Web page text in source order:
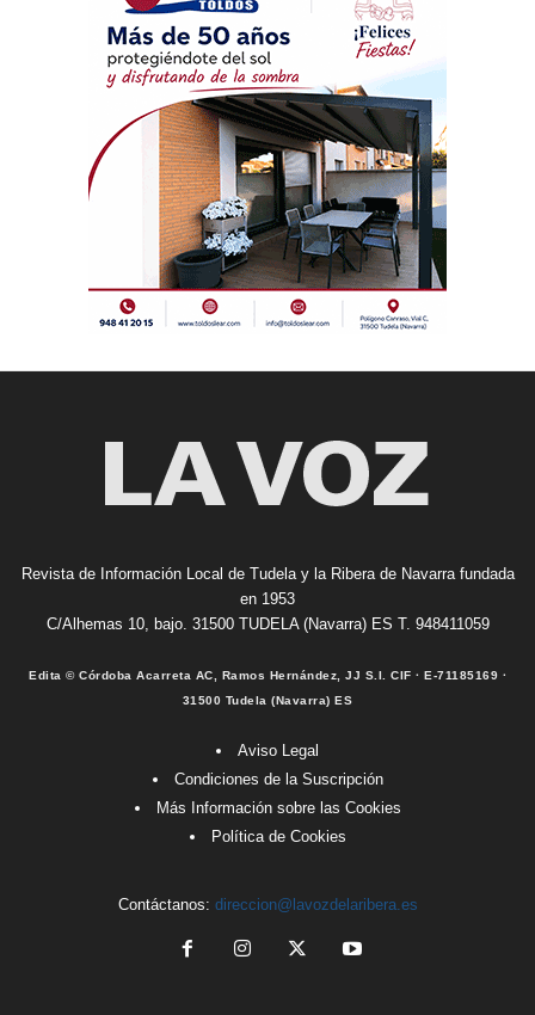
Revista de Información Local de Tudela y la Ribera de Navarra fundada
en 1953
C/Alhemas 10, bajo. 31500 TUDELA (Navarra) ES T. 948411059
Edita © Córdoba Acarreta AC, Ramos Hernández, JJ S.I. CIF · E-71185169 ·
31500 Tudela (Navarra) ES
Aviso Legal
Condiciones de la Suscripción
Más Información sobre las Cookies
Política de Cookies
Contáctanos: direccion@lavozdelaribera.es